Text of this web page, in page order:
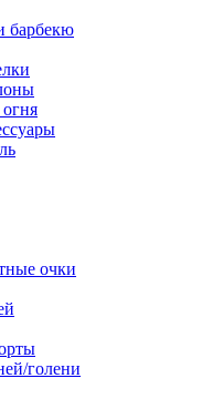
барбекю
очки
голени